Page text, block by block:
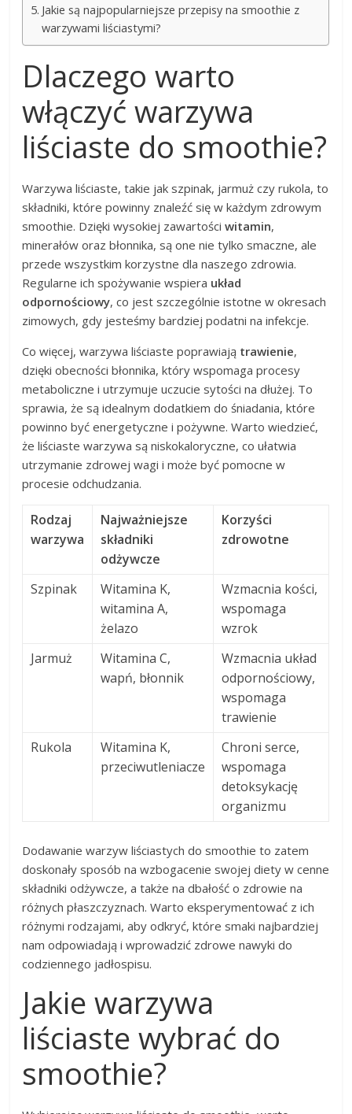
Jakie są najpopularniejsze przepisy na smoothie z
warzywami liściastymi?
Dlaczego warto
włączyć warzywa
liściaste do smoothie?
Warzywa liściaste, takie jak szpinak, jarmuż czy rukola, to
składniki, które powinny znaleźć się w każdym zdrowym
smoothie. Dzięki wysokiej zawartościwitamin,
minerałów oraz błonnika, są one nie tylko smaczne, ale
przede wszystkim korzystne dla naszego zdrowia.
Regularne ich spożywanie wspiera układ
odpornościowy, co jest szczególnie istotne w okresach
zimowych, gdy jesteśmy bardziej podatni na infekcje.
Co więcej, warzywa liściaste poprawiają trawienie,
dzięki obecności błonnika, który wspomaga procesy
metaboliczne i utrzymuje uczucie sytości na dłużej. To
sprawia, że są idealnym dodatkiem do śniadania, które
powinno być energetyczne i pożywne. Warto wiedzieć,
że liściaste warzywa są niskokaloryczne, co ułatwia
utrzymanie zdrowej wagi i może być pomocne w
procesie odchudzania.
Rodzaj
warzywa
Najważniejsze
składniki
odżywcze
Korzyści
zdrowotne
Szpinak
Witamina K,
witamina A,
żelazo
Wzmacnia kości,
wspomaga
wzrok
Jarmuż
Witamina C,
wapń, błonnik
Wzmacnia układ
odpornościowy,
wspomaga
trawienie
Rukola
Witamina K,
przeciwutleniacze
Chroni serce,
wspomaga
detoksykację
organizmu
Dodawanie warzyw liściastych do smoothie to zatem
doskonały sposób na wzbogacenie swojej diety w cenne
składniki odżywcze, a także na dbałość o zdrowie na
różnych płaszczyznach. Warto eksperymentować z ich
różnymi rodzajami, aby odkryć, które smaki najbardziej
nam odpowiadają i wprowadzić zdrowe nawyki do
codziennego jadłospisu.
Jakie warzywa
liściaste wybrać do
smoothie?